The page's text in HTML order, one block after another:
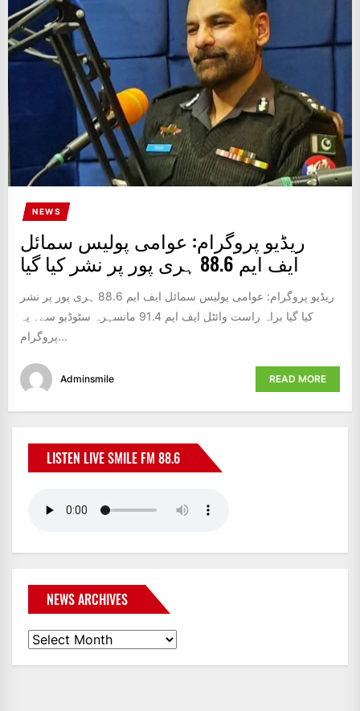
BROADCASTS
NEWS
UPDATE,
CURRENT
AFFAIRS
&
ENTERTAINMENT
SHOWS
NEWS
ریڈیو پروگرام: عوامی پولیس سمائل
ایف ایم 88.6 ہری پور پر نشر کیا گیا
ریڈیو پروگرام: عوامی پولیس سمائل ایف ایم 88.6 ہری پور پر نشر
کیا گیا براہ راست وائٹل ایف ایم 91.4 مانسہرہ سٹوڈیو سے۔ یہ
پروگرام...
Adminsmile READ MORE
LISTEN LIVE SMILE FM 88.6
NEWS ARCHIVES
News